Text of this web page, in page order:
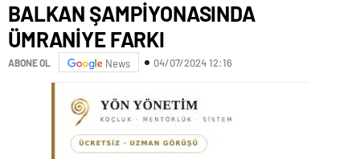
BALKAN ŞAMPİYONASINDA
ÜMRANİYE FARKI
ABONE OL News 04/07/2024 12:16